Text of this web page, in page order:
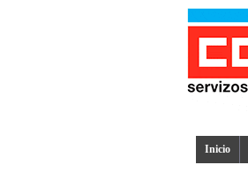
Inicio